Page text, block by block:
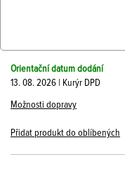
Orientační datum dodání
13. 08. 2026 | Kurýr DPD
Možnosti dopravy
Přidat produkt do oblíbených